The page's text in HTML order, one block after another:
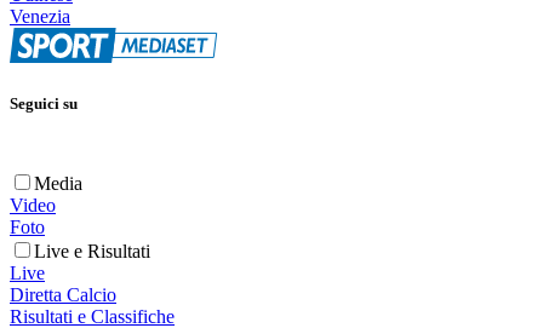
Venezia
Seguici su
Media
Video
Foto
Live e Risultati
Live
Diretta Calcio
Risultati e Classifiche